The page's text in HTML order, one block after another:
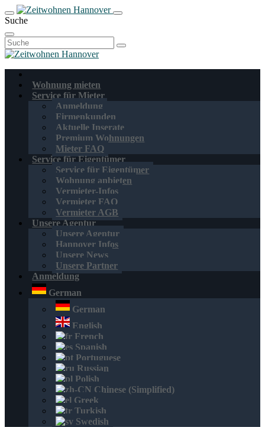
Suche
Suchen
nach:
Wohnung mieten
Service für Mieter
Anmeldung
Firmenkunden
Aktuelle Inserate
Premium Wohnungen
Mieter FAQ
Service für Eigentümer
Service für Eigentümer
Wohnung anbieten
Vermieter-Infos
Vermieter FAQ
Vermieter AGB
Unsere Agentur
Unsere Agentur
Hannover Infos
Unsere News
Unsere Partner
Anmeldung
German
German
English
French
Spanish
Portuguese
Russian
Polish
Chinese (Simplified)
Greek
Turkish
Swedish